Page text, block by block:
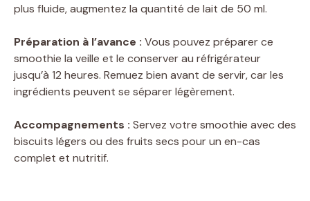
plus fluide, augmentez la quantité de lait de 50 ml.
Préparation à l’avance : Vous pouvez préparer ce
smoothie la veille et le conserver au réfrigérateur
jusqu’à 12 heures. Remuez bien avant de servir, car les
ingrédients peuvent se séparer légèrement.
Accompagnements : Servez votre smoothie avec des
biscuits légers ou des fruits secs pour un en-cas
complet et nutritif.